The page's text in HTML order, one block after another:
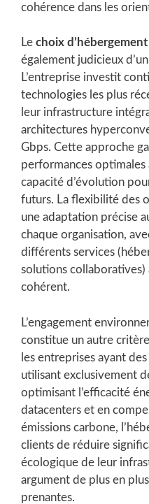
cohérence dans les
Le choix d’hébergement
également judicieux
L’entreprise investit
technologies les plus
leur infrastructure
architectures
Gbps. Cette approche
performances optimales
capacité d’évolution
futurs. La flexibilité des
une adaptation précise
chaque organisation,
différents services
solutions collaboratives)
cohérent.
L’engagement
constitue un autre
les entreprises ayant
utilisant exclusivement
optimisant l’efficacité
datacenters et en
émissions carbone,
clients de réduire
écologique de leur
argument de plus en
prenantes.